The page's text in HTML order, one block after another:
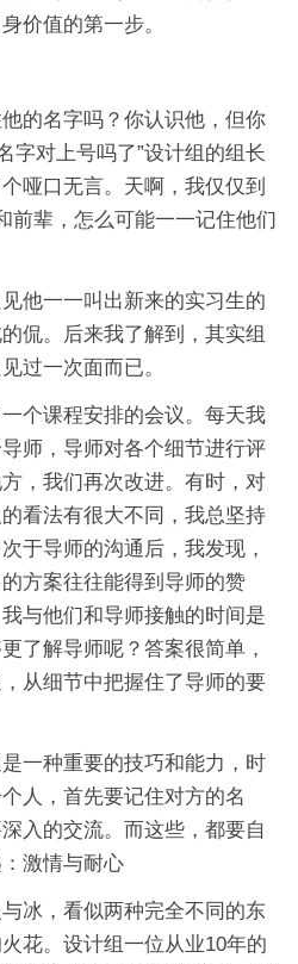
价值的第一步。
的名字吗？你认识他，但你
字对上号吗了”设计组的组长
哑口无言。天啊，我仅仅到
前辈，怎么可能一一记住他们
他一一叫出新来的实习生的
侃。后来我了解到，其实组
过一次面而已。
个课程安排的会议。每天我
师，导师对各个细节进行评
，我们再次改进。有时，对
看法有很大不同，我总坚持
于导师的沟通后，我发现，
方案往往能得到导师的赞
与他们和导师接触的时间是
了解导师呢？答案很简单，
从细节中把握住了导师的要
一种重要的技巧和能力，时
人，首先要记住对方的名
入的交流。而这些，都要自
激情与耐心
冰，看似两种完全不同的东
花。设计组一位从业10年的